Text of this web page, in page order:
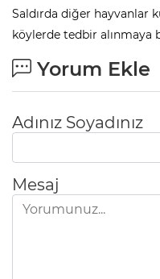
Saldırda diğer hayvanlar
köylerde tedbir alınmaya
Yorum Ekle
Adınız Soyadınız
Mesaj